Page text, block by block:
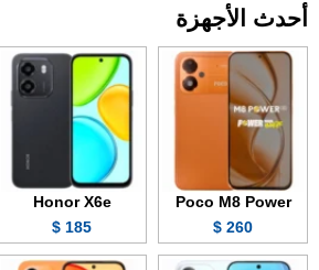
أحدث الأجهزة
Poco M8 Power
260 $
Honor X6e
185 $